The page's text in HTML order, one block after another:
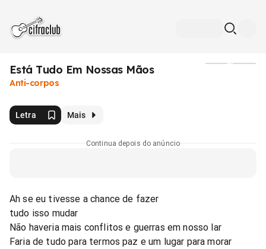
Está Tudo Em Nossas Mãos
Anti-corpos
Letra Mais
Continua depois do anúncio
Ah se eu tivesse a chance de fazer
tudo isso mudar
Não haveria mais conflitos e guerras em nosso lar
Faria de tudo para termos paz e um lugar para morar